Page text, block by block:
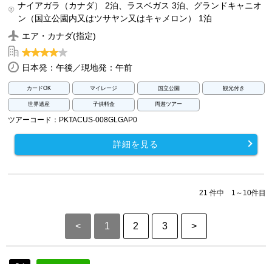
ナイアガラ（カナダ） 2泊、ラスベガス 3泊、グランドキャニオ
ン（国立公園内又はツサヤン又はキャメロン） 1泊
エア・カナダ(指定)
日本発：午後／現地発：午前
カードOK マイレージ 国立公園 観光付き
世界遺産 子供料金 周遊ツアー
ツアーコード：PKTACUS-008GLGAP0
詳細を見る
21 件中 1～10件目
< 1 2 3 >